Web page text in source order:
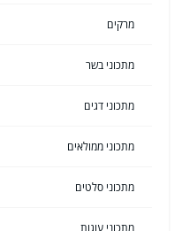
מרקים
מתכוני בשר
מתכוני דגים
מתכוני ממולאים
מתכוני סלטים
מתכוני עוגות